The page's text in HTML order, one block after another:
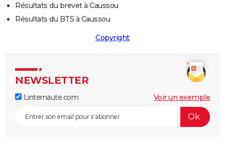
Résultats du brevet à Caussou
Résultats du BTS à Caussou
Copyright
NEWSLETTER
Linternaute.com Voir un exemple